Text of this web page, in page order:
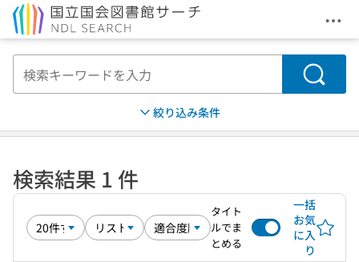
メ
検索
絞り込み条件
検索結果 1 件
タイト
ルでま
とめる
一括
お気
に入
り